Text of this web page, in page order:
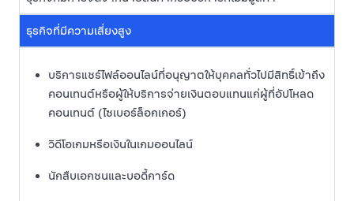
ธุรกิจที่มีความเสี่ยงสูง
บริการแชร์ไฟล์ออนไลน์ที่อนุญาตให้บุคคลทั่วไปมีสิทธิ์เข้าถึง
คอนเทนต์หรือผู้ให้บริการจ่ายเงินตอบแทนแก่ผู้ที่อัปโหลด
คอนเทนต์ (ไซเบอร์ล็อกเกอร์)
วิดีโอเกมหรือเงินในเกมออนไลน์
นักสืบเอกชนและบอดี้การ์ด